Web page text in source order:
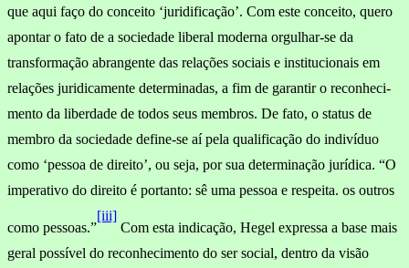
que aqui faço do conceito ‘juridificação’. Com este conceito, quero
apontar o fato de a sociedade liberal moderna orgulhar-se da
transformação abrangente das relações sociais e institucionais em
relações juridicamente determinadas, a fim de garantir o reconheci­
mento da liberdade de todos seus membros. De fato, o status de
membro da sociedade define-se aí pela qualificação do indivíduo
como ‘pessoa de direito’, ou seja, por sua determinação jurídica. “O
im­perativo do direito é portanto: sê uma pessoa e respeita. os outros
como pessoas.”
[iii]
Com esta indicação, Hegel expressa a base mais
geral possível do reconhecimento do ser social, dentro da visão